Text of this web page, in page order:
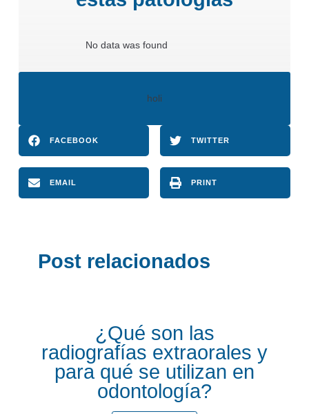
No data was found
holi
FACEBOOK TWITTER
EMAIL PRINT
Post relacionados
¿Qué son las
radiografías extraorales y
para qué se utilizan en
odontología?